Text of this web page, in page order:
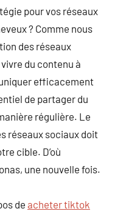
pour vos réseaux
? Comme nous
des réseaux
du contenu à
efficacement
de partager du
régulière. Le
réseaux sociaux doit
cible. D’où
une nouvelle fois.
de acheter tiktok